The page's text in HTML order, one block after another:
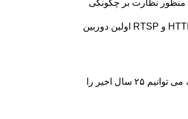
۱۹۴۲ توسط ارتش آلمان نازی به منظور نظارت بر چگونگی
شلیک موشک V2 تکامل یافته و نهایتاً در سال ۱۹۹۶ نیز شرکت Axis بر اساس استانداردهای HTTP و RTSP اولین دوربین‌
چنانچه مورد آخر را سرآغازی برای CCTV های امروزی و پیشرفت روزافزونی که دارند بدانیم، می توانیم ۲۵ سال اخیر را